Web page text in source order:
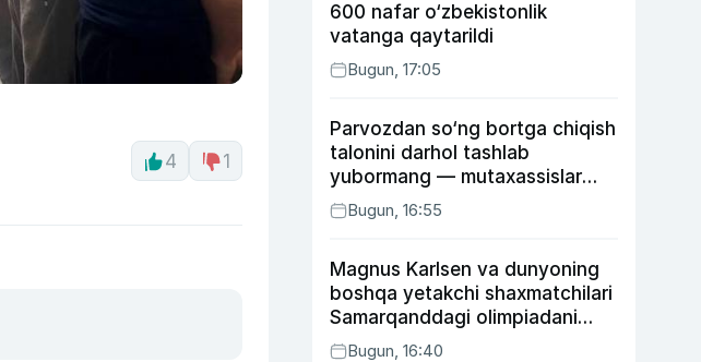
4 1
600 nafar o‘zbekistonlik
vatanga qaytarildi
Bugun, 17:05
Parvozdan so‘ng bortga chiqish
talonini darhol tashlab
yubormang — mutaxassislar
buning sababini tushuntirdi
Bugun, 16:55
Magnus Karlsen va dunyoning
boshqa yetakchi shaxmatchilari
Samarqanddagi olimpiadani
o‘tkazib yuboradi
Bugun, 16:40